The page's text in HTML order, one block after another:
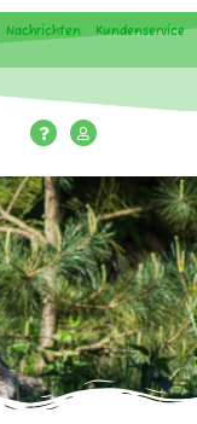
Nachrichten Kundenservice